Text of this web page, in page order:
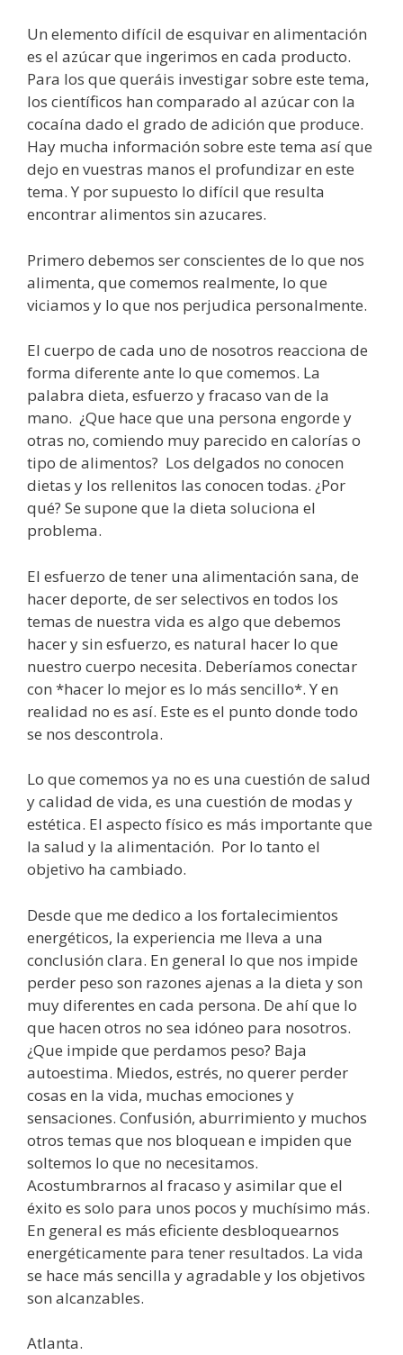
Un elemento difícil de esquivar en alimentación
es el azúcar que ingerimos en cada producto.
Para los que queráis investigar sobre este tema,
los científicos han comparado al azúcar con la
cocaína dado el grado de adición que produce.
Hay mucha información sobre este tema así que
dejo en vuestras manos el profundizar en este
tema. Y por supuesto lo difícil que resulta
encontrar alimentos sin azucares.
Primero debemos ser conscientes de lo que nos
alimenta, que comemos realmente, lo que
viciamos y lo que nos perjudica personalmente.
El cuerpo de cada uno de nosotros reacciona de
forma diferente ante lo que comemos. La
palabra dieta, esfuerzo y fracaso van de la
mano. ¿Que hace que una persona engorde y
otras no, comiendo muy parecido en calorías o
tipo de alimentos? Los delgados no conocen
dietas y los rellenitos las conocen todas. ¿Por
qué? Se supone que la dieta soluciona el
problema.
El esfuerzo de tener una alimentación sana, de
hacer deporte, de ser selectivos en todos los
temas de nuestra vida es algo que debemos
hacer y sin esfuerzo, es natural hacer lo que
nuestro cuerpo necesita. Deberíamos conectar
con *hacer lo mejor es lo más sencillo*. Y en
realidad no es así. Este es el punto donde todo
se nos descontrola.
Lo que comemos ya no es una cuestión de salud
y calidad de vida, es una cuestión de modas y
estética. El aspecto físico es más importante que
la salud y la alimentación. Por lo tanto el
objetivo ha cambiado.
Desde que me dedico a los fortalecimientos
energéticos, la experiencia me lleva a una
conclusión clara. En general lo que nos impide
perder peso son razones ajenas a la dieta y son
muy diferentes en cada persona. De ahí que lo
que hacen otros no sea idóneo para nosotros.
¿Que impide que perdamos peso? Baja
autoestima. Miedos, estrés, no querer perder
cosas en la vida, muchas emociones y
sensaciones. Confusión, aburrimiento y muchos
otros temas que nos bloquean e impiden que
soltemos lo que no necesitamos.
Acostumbrarnos al fracaso y asimilar que el
éxito es solo para unos pocos y muchísimo más.
En general es más eficiente desbloquearnos
energéticamente para tener resultados. La vida
se hace más sencilla y agradable y los objetivos
son alcanzables.
Atlanta.